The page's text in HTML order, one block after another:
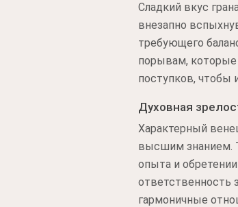
Сладкий вкус
внезапно
требующего
порывам, которые
поступков, чтобы
Духовная
Характерный
высшим знанием.
опыта и
ответственность
гармоничные